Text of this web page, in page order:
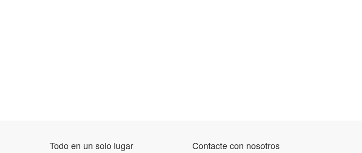
Todo en un solo lugar Contacte con nosotros